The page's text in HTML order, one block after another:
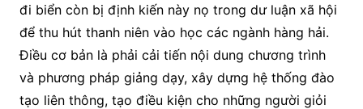
đi biển còn bị định kiến này nọ trong dư luận xã hội
để thu hút thanh niên vào học các ngành hàng hải.
Điều cơ bản là phải cải tiến nội dung chương trình
và phương pháp giảng dạy, xây dựng hệ thống đào
tạo liên thông, tạo điều kiện cho những người giỏi